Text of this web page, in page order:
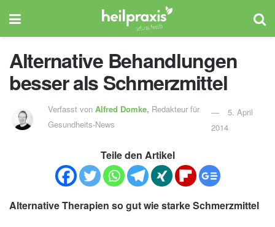
Alternative Behandlungen
besser als Schmerzmittel
Verfasst vonAlfred Domke, Redakteur für
Gesundheits-News
5. April
2014
Teile den Artikel
Alternative Therapien so gut wie starke Schmerzmittel